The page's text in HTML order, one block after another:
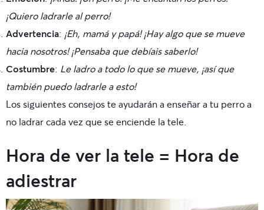
¡Quiero ladrarle al perro!
Advertencia: ¡Eh, mamá y papá! ¡Hay algo que se mueve
hacia nosotros! ¡Pensaba que debíais saberlo!
Costumbre: Le ladro a todo lo que se mueve, ¡así que
también puedo ladrarle a esto!
Los siguientes consejos te ayudarán a enseñar a tu perro a
no ladrar cada vez que se enciende la tele.
Hora de ver la tele = Hora de
adiestrar